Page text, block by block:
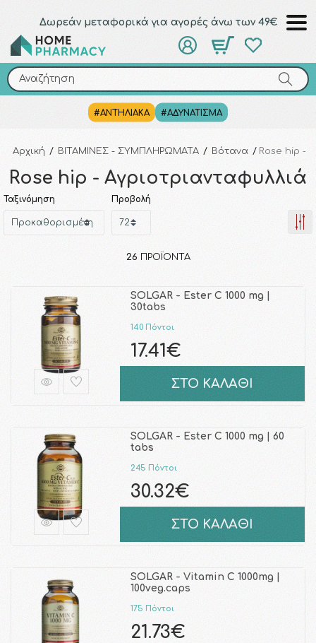
Δωρεάν μεταφορικά για αγορές άνω των 49€
Αναζήτηση
#ΑΝΤΗΛΙΑΚΑ #ΑΔΥΝΑΤΙΣΜΑ
Αναζήτηση
Αρχική / ΒΙΤΑΜΙΝΕΣ - ΣΥΜΠΛΗΡΩΜΑΤΑ / Βότανα / Rose hip -
Rose hip - Αγριοτριανταφυλλιά
Ταξινόμηση Προβολή
26 ΠΡΟΪΌΝΤΑ
SOLGAR - Ester C 1000 mg |
30tabs
140 Πόντοι
17.41€
ΣΤΟ ΚΑΛΑΘΙ
SOLGAR - Ester C 1000 mg | 60
tabs
245 Πόντοι
30.32€
ΣΤΟ ΚΑΛΑΘΙ
SOLGAR - Vitamin C 1000mg |
100veg.caps
175 Πόντοι
21.73€